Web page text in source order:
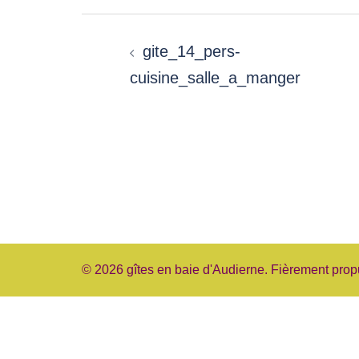
d’article
gite_14_pers-
cuisine_salle_a_manger
© 2026 gîtes en baie d'Audierne. Fièrement